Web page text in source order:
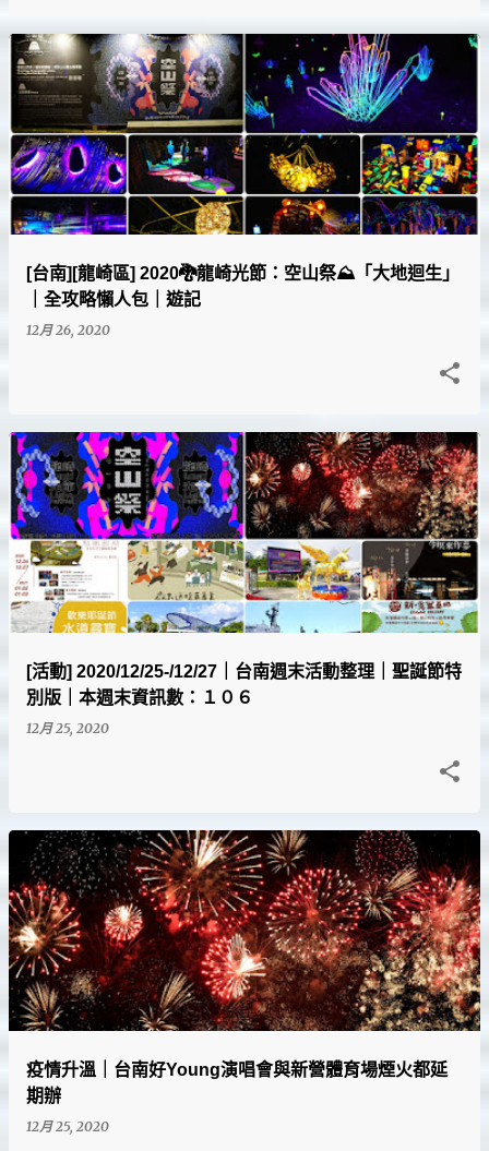
[台南][龍崎區] 2020🐉龍崎光節：空山祭⛰「大地迴生」
｜全攻略懶人包｜遊記
12月 26, 2020
[活動] 2020/12/25-/12/27｜台南週末活動整理｜聖誕節特
別版｜本週末資訊數：１０６
12月 25, 2020
疫情升溫｜台南好Young演唱會與新營體育場煙火都延
期辦
12月 25, 2020